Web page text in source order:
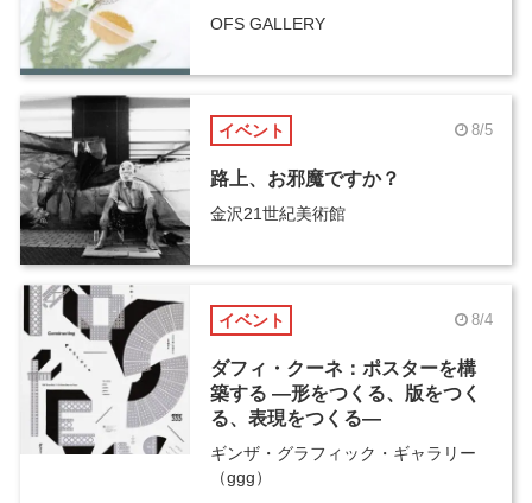
OFS GALLERY
イベント 8/5
路上、お邪魔ですか？
金沢21世紀美術館
イベント 8/4
ダフィ・クーネ：ポスターを構
築する ―形をつくる、版をつく
る、表現をつくる―
ギンザ・グラフィック・ギャラリー
（ggg）